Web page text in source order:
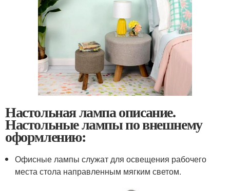
Настольная лампа описание.
Настольные лампы по внешнему
оформлению:
Офисные лампы служат для освещения рабочего
места стола направленным мягким светом.